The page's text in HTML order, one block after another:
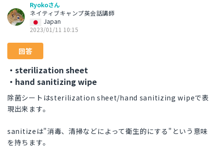
Ryokoさん
ネイティブキャンプ英会話講師
Japan
2023/01/11 10:15
回答
・sterilization sheet
・hand sanitizing wipe
除菌シートはsterilization sheet/hand sanitizing wipeで表
現出来ます。
sanitizeは"消毒、清掃などによって衛生的にする"という意味
を持ちます。